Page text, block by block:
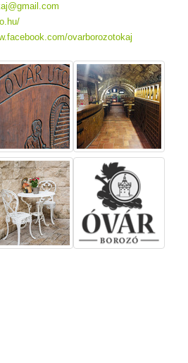
ovarborozotokaj